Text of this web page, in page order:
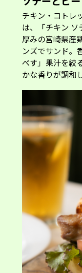
チキン・コトレ
は、「チキン ソ
厚みの宮崎県産
ンズでサンド。
べす」果汁を絞
かな香りが調和